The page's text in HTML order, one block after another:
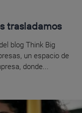
trasladamos
blog Think Big
un espacio de
donde...